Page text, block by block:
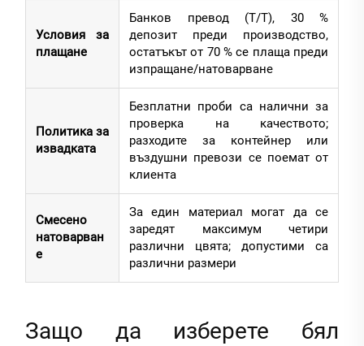
Условия за
плащане
Банков превод (T/T), 30 %
депозит преди производство,
остатъкът от 70 % се плаща преди
изпращане/натоварване
Политика за
извадката
Безплатни проби са налични за
проверка на качеството;
разходите за контейнер или
въздушни превози се поемат от
клиента
Смесено
натоварван
е
За един материал могат да се
заредят максимум четири
различни цвята; допустими са
различни размери
Защо да изберете бял